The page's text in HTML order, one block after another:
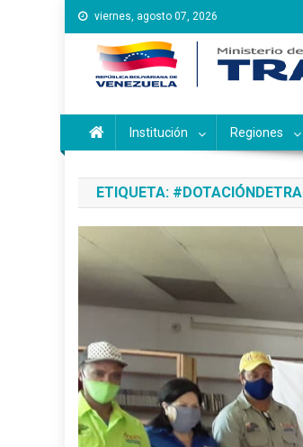
Saltar
al
contenido
viernes, agosto 07, 2026
Instituto
Inces
Institución Regiones
ETIQUETA: